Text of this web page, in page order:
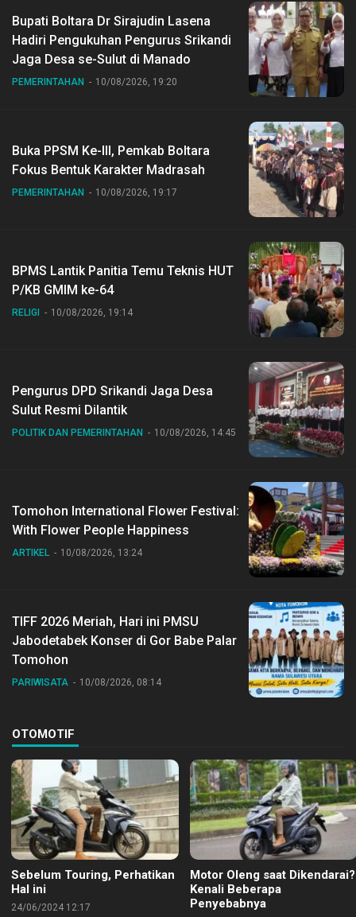
Bupati Boltara Dr Sirajudin Lasena
Hadiri Pengukuhan Pengurus Srikandi
Jaga Desa se-Sulut di Manado
PEMERINTAHAN 10/08/2026, 19:20
Buka PPSM Ke-III, Pemkab Boltara
Fokus Bentuk Karakter Madrasah
PEMERINTAHAN 10/08/2026, 19:17
BPMS Lantik Panitia Temu Teknis HUT
P/KB GMIM ke-64
RELIGI 10/08/2026, 19:14
Pengurus DPD Srikandi Jaga Desa
Sulut Resmi Dilantik
POLITIK DAN PEMERINTAHAN 10/08/2026, 14:45
Tomohon International Flower Festival:
With Flower People Happiness
ARTIKEL 10/08/2026, 13:24
TIFF 2026 Meriah, Hari ini PMSU
Jabodetabek Konser di Gor Babe Palar
Tomohon
PARIWISATA 10/08/2026, 08:14
OTOMOTIF
Sebelum Touring, Perhatikan
Hal ini
24/06/2024 12:17
Motor Oleng saat Dikendarai?
Kenali Beberapa
Penyebabnya